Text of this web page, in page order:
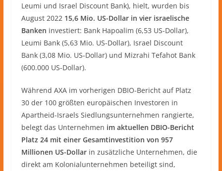
Leumi und Israel Discount Bank), hielt, wurden bis
August 2022 15,6 Mio. US-Dollar in vier israelische
Banken investiert: Bank Hapoalim (6,53 US-Dollar),
Leumi Bank (5,63 Mio. US-Dollar), Israel Discount
Bank (3,08 Mio. US-Dollar) und Mizrahi Tefahot Bank
(600.000 US-Dollar).
Während AXA im vorherigen DBIO-Bericht auf Platz
30 der 100 größten europäischen Investoren in
Apartheid-Israels Siedlungsunternehmen rangierte,
belegt das Unternehmen im aktuellen DBIO-Bericht
Platz 24 mit einer Gesamtinvestition von 957
Millionen US-Dollarin zusätzliche Unternehmen, die
direkt am Kolonialunternehmen beteiligt sind,